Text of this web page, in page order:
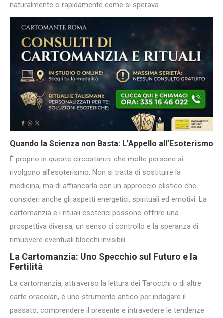
naturalmente o rapidamente come si sperava.
Quando la Scienza non Basta: L’Appello all’Esoterismo
È proprio in queste circostanze che molte persone si
rivolgono all’esoterismo. Non si tratta di sostituire la
medicina, ma di affiancarla con un approccio olistico che
consideri anche gli aspetti energetici, spirituali ed emotivi. La
cartomanzia e i rituali esoterici possono offrire una
prospettiva diversa, un senso di controllo e la speranza di
rimuovere eventuali blocchi invisibili.
La Cartomanzia: Uno Specchio sul Futuro e la
Fertilità
La cartomanzia, attraverso la lettura dei Tarocchi o di altre
carte oracolari, è uno strumento antico per indagare il
passato, comprendere il presente e intravedere le tendenze